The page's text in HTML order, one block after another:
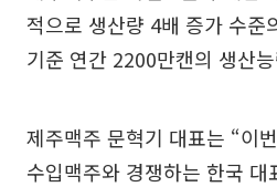
적으로 생산량 4배 증가 수준
기준 연간 2200만캔의 생산
제주맥주 문혁기 대표는 “이
수입맥주와 경쟁하는 한국 대